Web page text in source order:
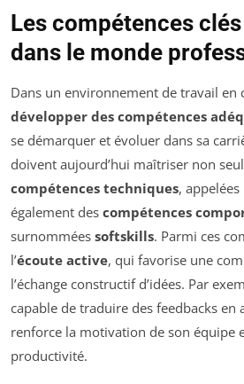
Les compétences
dans le monde
Dans un environnement de travail en
développer des compétences
se démarquer et évoluer dans sa
doivent aujourd’hui maîtriser non
compétences techniques, appelées
également des compétences
surnommées softskills. Parmi ces
l’écoute active, qui favorise une
l’échange constructif d’idées. Par
capable de traduire des feedbacks en
renforce la motivation de son équipe
productivité.